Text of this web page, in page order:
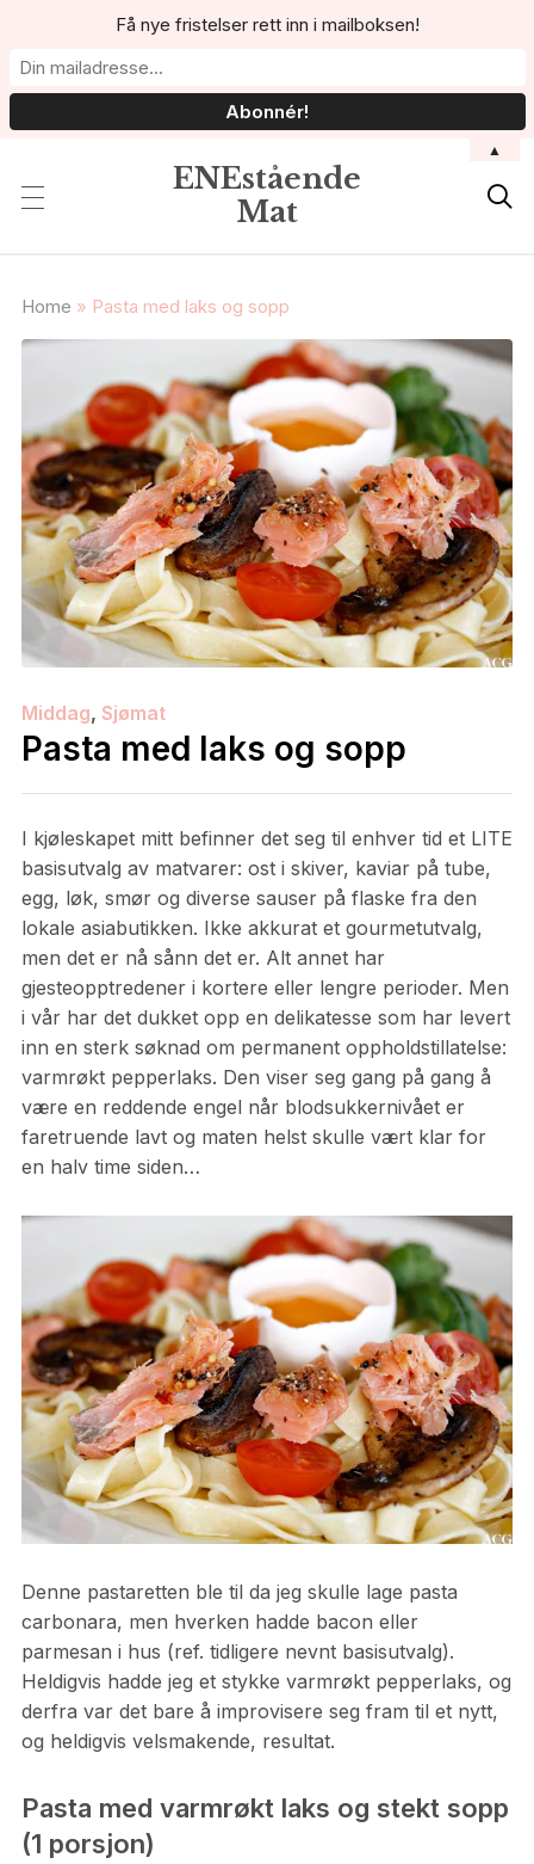
ENEstående
Mat

Home » Pasta med laks og sopp
Middag, Sjømat
Pasta med laks og sopp
I kjøleskapet mitt befinner det seg til enhver tid et LITE
basisutvalg av matvarer: ost i skiver, kaviar på tube,
egg, løk, smør og diverse sauser på flaske fra den
lokale asiabutikken. Ikke akkurat et gourmetutvalg,
men det er nå sånn det er. Alt annet har
gjesteopptredener i kortere eller lengre perioder. Men
i vår har det dukket opp en delikatesse som har levert
inn en sterk søknad om permanent oppholdstillatelse:
varmrøkt pepperlaks. Den viser seg gang på gang å
være en reddende engel når blodsukkernivået er
faretruende lavt og maten helst skulle vært klar for
en halv time siden…
Denne pastaretten ble til da jeg skulle lage pasta
carbonara, men hverken hadde bacon eller
parmesan i hus (ref. tidligere nevnt basisutvalg).
Heldigvis hadde jeg et stykke varmrøkt pepperlaks, og
derfra var det bare å improvisere seg fram til et nytt,
og heldigvis velsmakende, resultat.
Pasta med varmrøkt laks og stekt sopp
(1 porsjon)
Få nye fristelser rett inn i mailboksen!
▲